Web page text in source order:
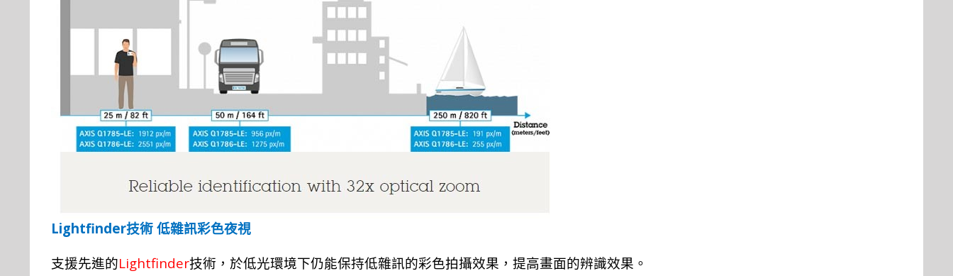
Lightfinder技術 低雜訊彩色夜視
支援先進的Lightfinder技術，於低光環境下仍能保持低雜訊的彩色拍攝效果，提高畫面的辨識效果。